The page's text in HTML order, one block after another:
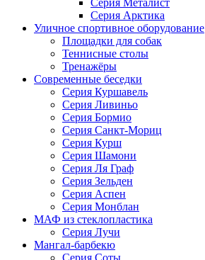
Серия Арктика
Уличное спортивное оборудование
Площадки для собак
Теннисные столы
Тренажёры
Современные беседки
Серия Куршавель
Серия Ливиньо
Серия Бормио
Серия Санкт-Мориц
Серия Курш
Серия Шамони
Серия Ля Граф
Серия Зельден
Серия Аспен
Серия Монблан
МАФ из стеклопластика
Серия Лучи
Мангал-барбекю
Серия Соты